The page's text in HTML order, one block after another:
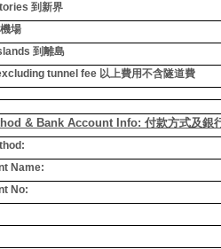
到新界
場
到離島
tunnel fee 以上費用不含隧道費
& Bank Account Info: 付款方式及銀
Name:
No: